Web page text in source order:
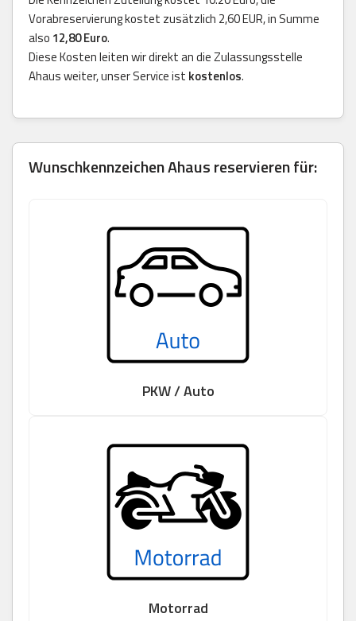
Vorabreservierung kostet zusätzlich 2,60 EUR, in Summe
also 12,80 Euro.
Diese Kosten leiten wir direkt an die Zulassungsstelle
Ahaus weiter, unser Service ist kostenlos.
Wunschkennzeichen Ahaus reservieren für:
PKW / Auto
Motorrad